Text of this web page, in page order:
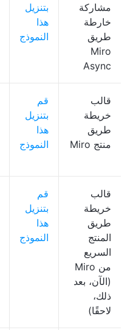
مشاركة
خارطة
طريق
Miro
Async
بتنزيل
هذا
النموذج
قالب
خريطة
طريق
منتج Miro
قم
بتنزيل
هذا
النموذج
قالب
خريطة
طريق
المنتج
السريع
من Miro
(الآن، بعد
ذلك،
لاحقًا)
قم
بتنزيل
هذا
النموذج